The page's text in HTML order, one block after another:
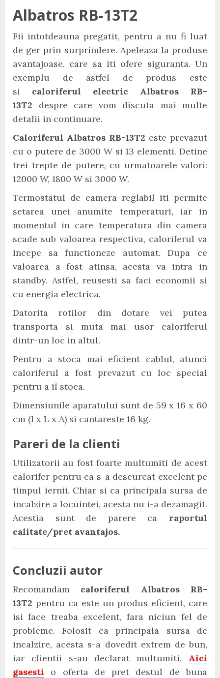
Albatros RB-13T2
Fii intotdeauna pregatit, pentru a nu fi luat
de ger prin surprindere. Apeleaza la produse
avantajoase, care sa iti ofere siguranta. Un
exemplu de astfel de produs este
si caloriferul electric Albatros RB-
13T2 despre care vom discuta mai multe
detalii in continuare.
Caloriferul Albatros RB-13T2 este prevazut
cu o putere de 3000 W si 13 elementi. Detine
trei trepte de putere, cu urmatoarele valori:
12000 W, 1800 W si 3000 W.
Termostatul de camera reglabil iti permite
setarea unei anumite temperaturi, iar in
momentul in care temperatura din camera
scade sub valoarea respectiva, caloriferul va
incepe sa functioneze automat. Dupa ce
valoarea a fost atinsa, acesta va intra in
standby. Astfel, reusesti sa faci economii si
cu energia electrica.
Datorita rotilor din dotare vei putea
transporta si muta mai usor caloriferul
dintr-un loc in altul.
Pentru a stoca mai eficient cablul, atunci
caloriferul a fost prevazut cu loc special
pentru a il stoca.
Dimensiunile aparatului sunt de 59 x 16 x 60
cm (l x L x A) si cantareste 16 kg.
Pareri de la clienti
Utilizatorii au fost foarte multumiti de acest
calorifer pentru ca s-a descurcat excelent pe
timpul iernii. Chiar si ca principala sursa de
incalzire a locuintei, acesta nu i-a dezamagit.
Acestia sunt de parere ca raportul
calitate/pret avantajos.
Concluzii autor
Recomandam caloriferul Albatros RB-
13T2 pentru ca este un produs eficient, care
isi face treaba excelent, fara niciun fel de
probleme. Folosit ca principala sursa de
incalzire, acesta s-a dovedit extrem de bun,
iar clientii s-au declarat multumiti. Aici
gasesti o oferta de pret destul de buna